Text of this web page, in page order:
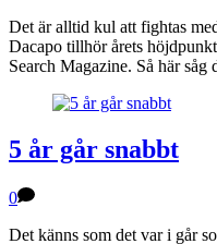
Det är alltid kul att fightas
Dacapo tillhör årets
Search Magazine. Så här såg
5 år går snabbt
0
Det känns som det var i går